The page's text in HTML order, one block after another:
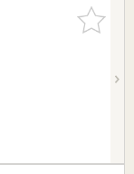
お気に入
りに追加